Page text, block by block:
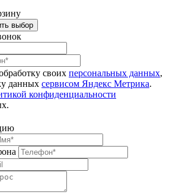
выбор
своих персональных данных,
данных сервисом Яндекс Метрика.
конфиденциальности